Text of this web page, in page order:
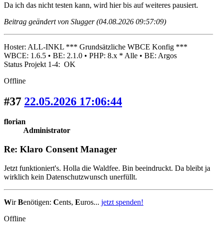
Da ich das nicht testen kann, wird hier bis auf weiteres pausiert.
Beitrag geändert von Slugger (04.08.2026 09:57:09)
Hoster: ALL-INKL *** Grundsätzliche WBCE Konfig ***
WBCE: 1.6.5 • BE: 2.1.0 • PHP: 8.x * Alle • BE: Argos
Status Projekt 1-4: OK
Offline
#37 22.05.2026 17:06:44
florian
Administrator
Re: Klaro Consent Manager
Jetzt funktioniert's. Holla die Waldfee. Bin beeindruckt. Da bleibt ja
wirklich kein Datenschutzwunsch unerfüllt.
WirBenötigen: Cents, Euros... jetzt spenden!
Offline